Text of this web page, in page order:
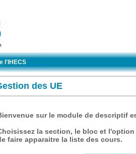
l'IHECS
des UE
sur le module de descriptif
la section, le bloc et
faire apparaitre la liste des cours.